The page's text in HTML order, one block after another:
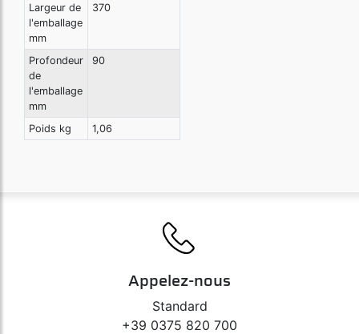
Largeur de
l'emballage
mm
370
Profondeur
de
l'emballage
mm
90
Poids kg 1,06
Appelez-nous
Standard
+39 0375 820 700